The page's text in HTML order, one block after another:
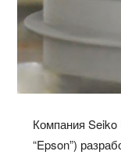
Компания Seiko
“Epson”)